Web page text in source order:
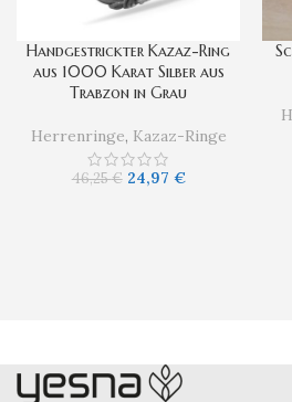
Handgestrickter Kazaz-Ring
aus 1000 Karat Silber aus
Trabzon in Grau
Herrenringe, Kazaz-Ringe
46,25€ 24,97 €